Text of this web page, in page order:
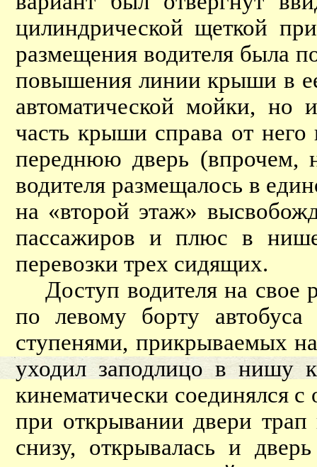
цилиндрической щеткой
размещения водителя была
повышения линии крыши в
автоматической мойки, но
часть крыши справа от него
переднюю дверь (впрочем,
водителя размещалось в
на «второй этаж»
пассажиров и плюс в
перевозки трех сидящих.
Доступ водителя на свое
по левому борту
ступенями, прикрываемых
уходил заподлицо в нишу
кинематически соединялся
при открывании двери
снизу, открывалась и